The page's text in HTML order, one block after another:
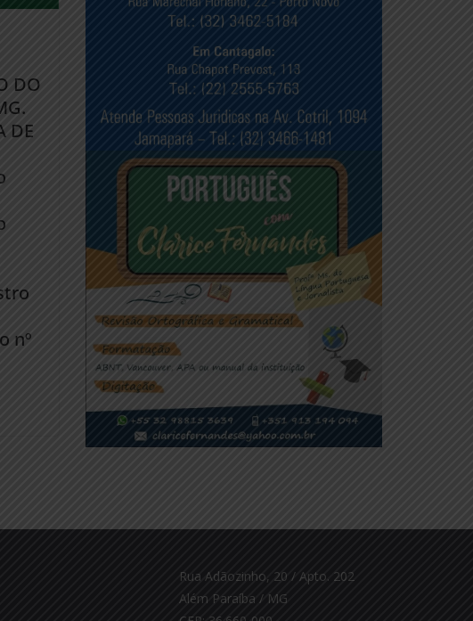
DO
DE
nº
Rua Adãozinho, 20 / Apto. 202
Além Paraíba / MG